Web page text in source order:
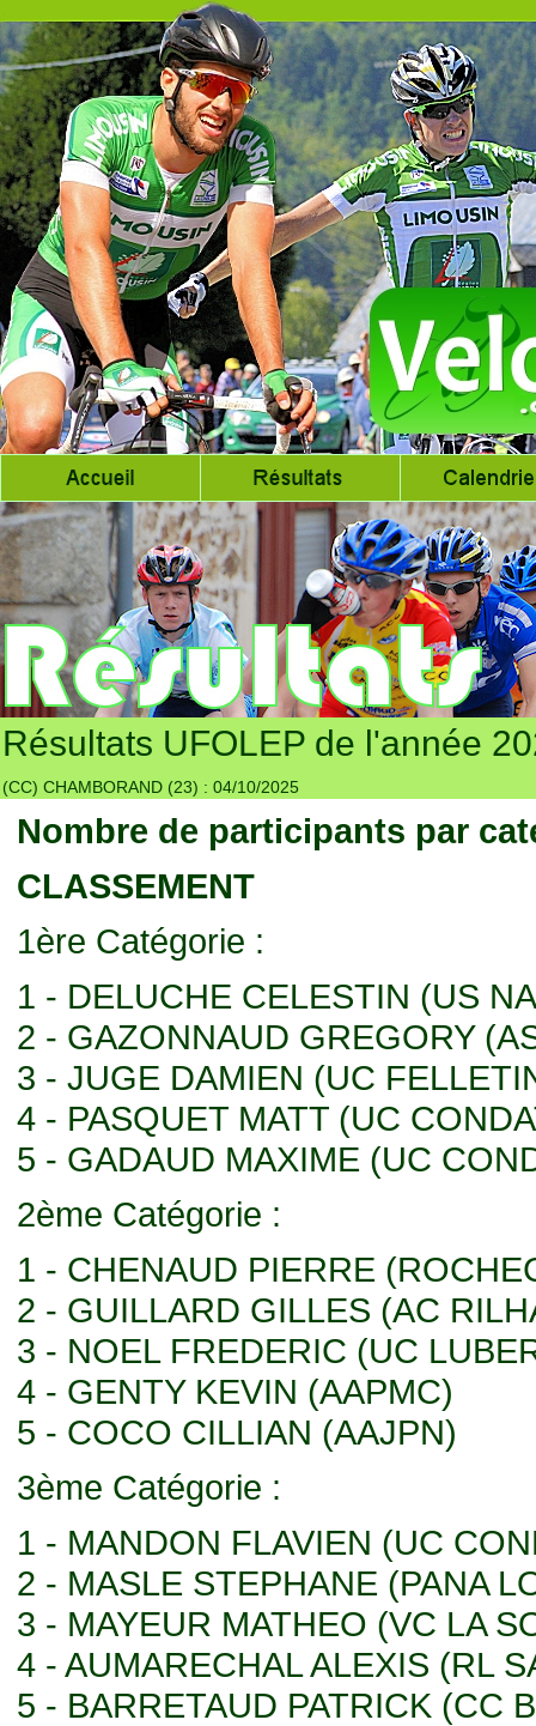
Résultats UFOLEP de l'année
(CC) CHAMBORAND (23) : 04/10/2025
Nombre de participants par
CLASSEMENT
1ère Catégorie :
1 - DELUCHE CELESTIN (US
2 - GAZONNAUD GREGORY
3 - JUGE DAMIEN (UC
4 - PASQUET MATT (UC
5 - GADAUD MAXIME (UC
2ème Catégorie :
1 - CHENAUD PIERRE
2 - GUILLARD GILLES (AC
3 - NOEL FREDERIC (UC
4 - GENTY KEVIN (AAPMC)
5 - COCO CILLIAN (AAJPN)
3ème Catégorie :
1 - MANDON FLAVIEN (UC
2 - MASLE STEPHANE (PANA
3 - MAYEUR MATHEO (VC LA
4 - AUMARECHAL ALEXIS (RL
5 - BARRETAUD PATRICK (CC